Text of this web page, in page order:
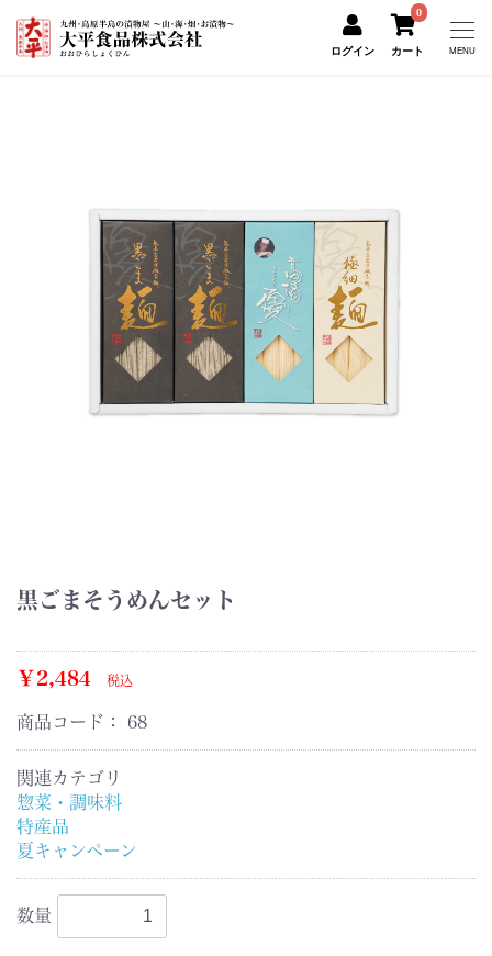
ログイン
0
カート MENU
黒ごまそうめんセット
￥2,484 税込
商品コード： 68
関連カテゴリ
惣菜・調味料
特産品
夏キャンペーン
数量